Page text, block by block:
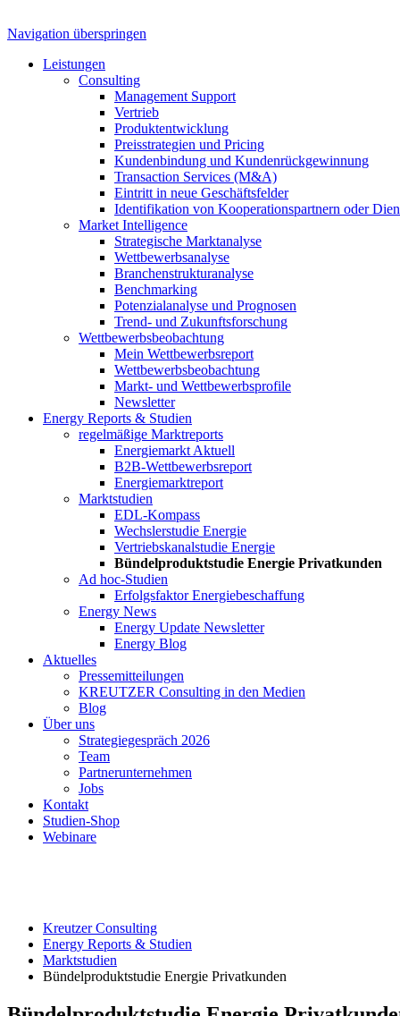
Navigation überspringen
Leistungen
Consulting
Management Support
Vertrieb
Produktentwicklung
Preisstrategien und Pricing
Kundenbindung und Kundenrückgewinnung
Transaction Services (M&A)
Eintritt in neue Geschäftsfelder
Identifikation von Kooperationspartnern oder
Market Intelligence
Strategische Marktanalyse
Wettbewerbsanalyse
Branchenstrukturanalyse
Benchmarking
Potenzialanalyse und Prognosen
Trend- und Zukunftsforschung
Wettbewerbs­beobachtung
Mein Wettbewerbsreport
Wettbewerbsbeobachtung
Markt- und Wettbewerbsprofile
Newsletter
Energy Reports & Studien
regelmäßige Marktreports
Energiemarkt Aktuell
B2B-Wettbewerbsreport
Energiemarktreport
Marktstudien
EDL-Kompass
Wechslerstudie Energie
Vertriebskanalstudie Energie
Bündelproduktstudie Energie Privatkunden
Ad hoc-Studien
Erfolgsfaktor Energiebeschaffung
Energy News
Energy Update Newsletter
Energy Blog
Aktuelles
Pressemitteilungen
KREUTZER Consulting in den Medien
Blog
Über uns
Strategiegespräch 2026
Team
Partnerunternehmen
Jobs
Kontakt
Studien-Shop
Webinare
Kreutzer Consulting
Energy Reports & Studien
Marktstudien
Bündelproduktstudie Energie Privatkunden